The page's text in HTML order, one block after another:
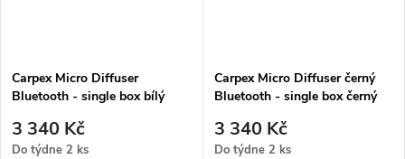
Carpex Micro Diffuser
Bluetooth - single box bílý
3 340 Kč
Do týdne 2 ks
Carpex Micro Diffuser černý
Bluetooth - single box černý
3 340 Kč
Do týdne 2 ks